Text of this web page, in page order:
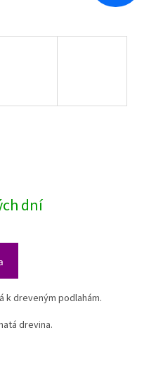
dní
k dreveným podlahám.
drevina.